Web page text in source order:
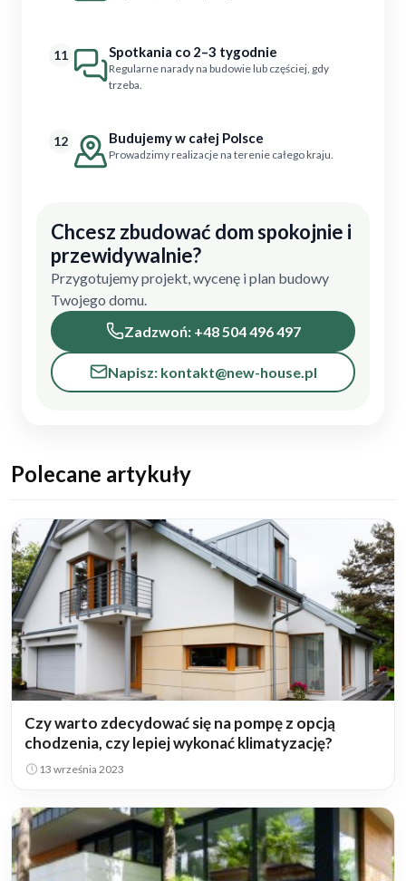
11 Spotkania co 2–3 tygodnie
Regularne narady na budowie lub częściej, gdy
trzeba.
12 Budujemy w całej Polsce
Prowadzimy realizacje na terenie całego kraju.
Chcesz zbudować dom spokojnie i
przewidywalnie?
Przygotujemy projekt, wycenę i plan budowy
Twojego domu.
Zadzwoń: +48 504 496 497
Napisz: kontakt@new-house.pl
Polecane artykuły
Czy warto zdecydować się na pompę z opcją
chodzenia, czy lepiej wykonać klimatyzację?
13 września 2023